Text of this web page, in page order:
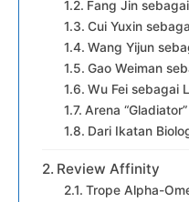
Fang Jin
Cui Yuxin
Wang Yijun
Gao Weiman
Wu Fei sebagai
Arena
Dari Ikatan
Review Affinity
Trope Alpha-